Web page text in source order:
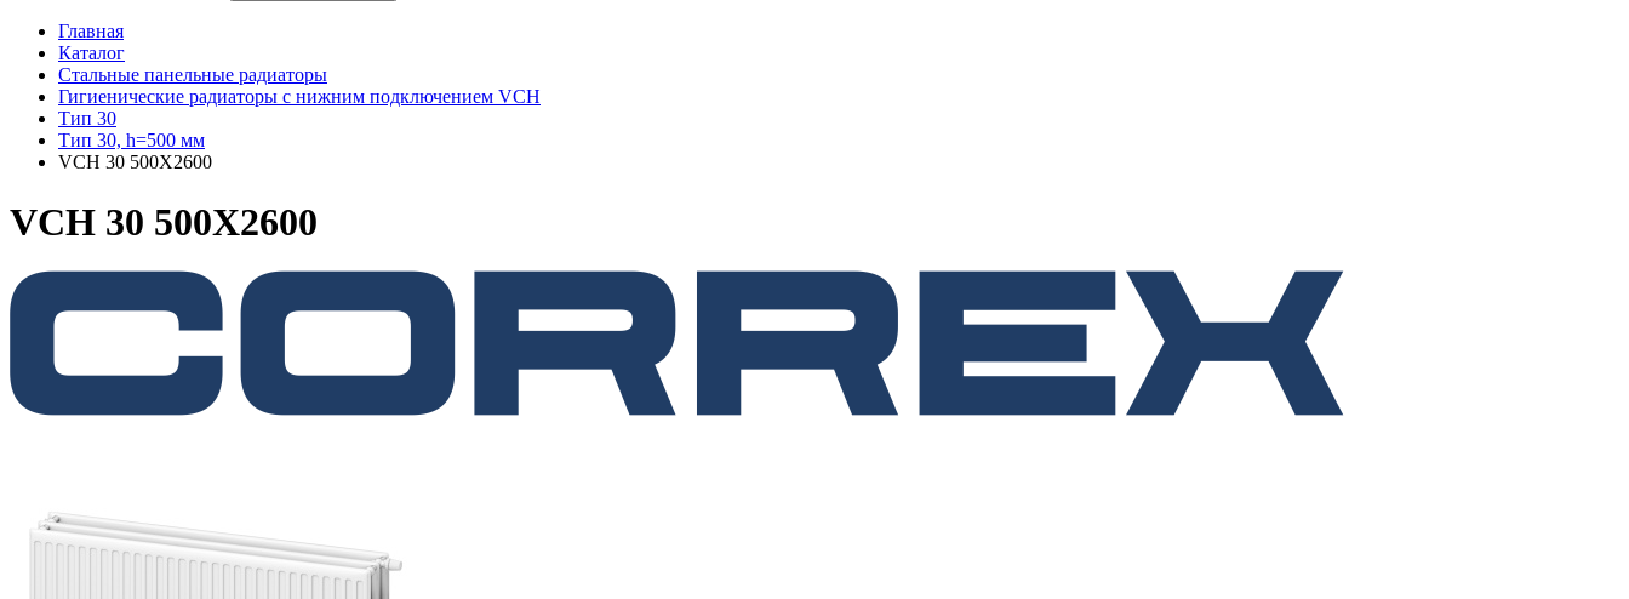
Главная
Каталог
Стальные панельные радиаторы
Гигиенические радиаторы c нижним подключением VCH
Тип 30
Тип 30, h=500 мм
VCH 30 500X2600
VCH 30 500X2600